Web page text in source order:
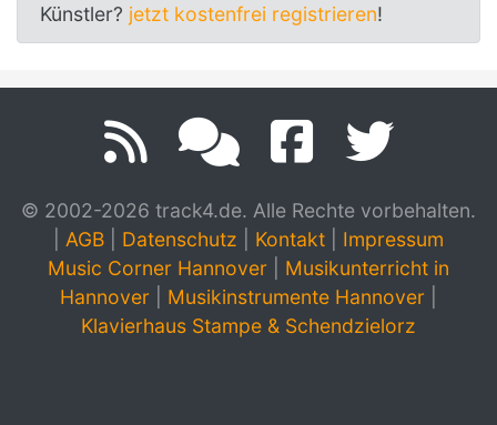
Künstler? jetzt kostenfrei registrieren!
© 2002-2026 track4.de. Alle Rechte vorbehalten.
AGB Datenschutz Kontakt
Impressum
Music Corner Hannover
Musikunterricht in
Hannover
Musikinstrumente Hannover
Klavierhaus Stampe & Schendzielorz